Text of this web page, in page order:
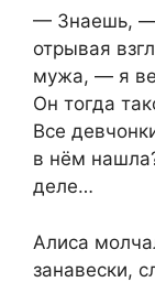
— Знаешь, —
отрывая
мужа, — я
Он тогда
Все
в нём
деле…
Алиса
занавески,